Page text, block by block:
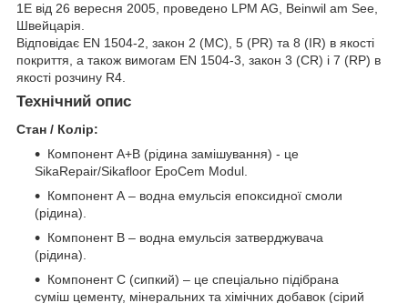
1E від 26 вересня 2005, проведено LPM AG, Beinwil am See,
Швейцарія.
Відповідає EN 1504-2, закон 2 (MC), 5 (PR) та 8 (IR) в якості
покриття, а також вимогам EN 1504-3, закон 3 (CR) і 7 (RP) в
якості розчину R4.
Технічний опис
Стан / Колір:
Компонент А+В (рідина замішування) - це
SikaRepair/Sikafloor EpoCem Modul.
Компонент А – водна емульсія епоксидної смоли
(рідина).
Компонент В – водна емульсія затверджувача
(рідина).
Компонент С (сипкий) – це спеціально підібрана
суміш цементу, мінеральних та хімічних добавок (сірий